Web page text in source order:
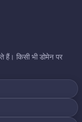
हैं। किसी भी डोमेन पर